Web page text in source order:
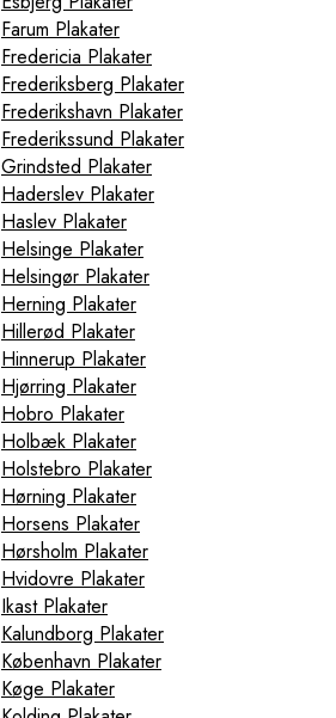
Farum Plakater
Fredericia Plakater
Frederiksberg Plakater
Frederikshavn Plakater
Frederikssund Plakater
Grindsted Plakater
Haderslev Plakater
Haslev Plakater
Helsinge Plakater
Helsingør Plakater
Herning Plakater
Hillerød Plakater
Hinnerup Plakater
Hjørring Plakater
Hobro Plakater
Holbæk Plakater
Holstebro Plakater
Hørning Plakater
Horsens Plakater
Hørsholm Plakater
Hvidovre Plakater
Ikast Plakater
Kalundborg Plakater
København Plakater
Køge Plakater